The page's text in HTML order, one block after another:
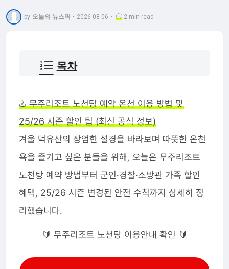
by 오늘의 뉴스픽 • 2026-08-06 • 2 min read
목차
♨️ 무주리조트 노천탕 예약 온천 이용 방법 및
25/26 시즌 할인 팁 (최신 공식 정보)
겨울 덕유산의 장엄한 설경을 바라보며 따뜻한 온천
욕을 즐기고 싶은 분들을 위해, 오늘은 무주리조트
노천탕 예약 방법부터 군인·경찰·소방관 가족 할인
혜택, 25/26 시즌 변경된 안전 수칙까지 상세히 정
리했습니다.
🔰 무주리조트 노천탕 이용안내 확인 🔰